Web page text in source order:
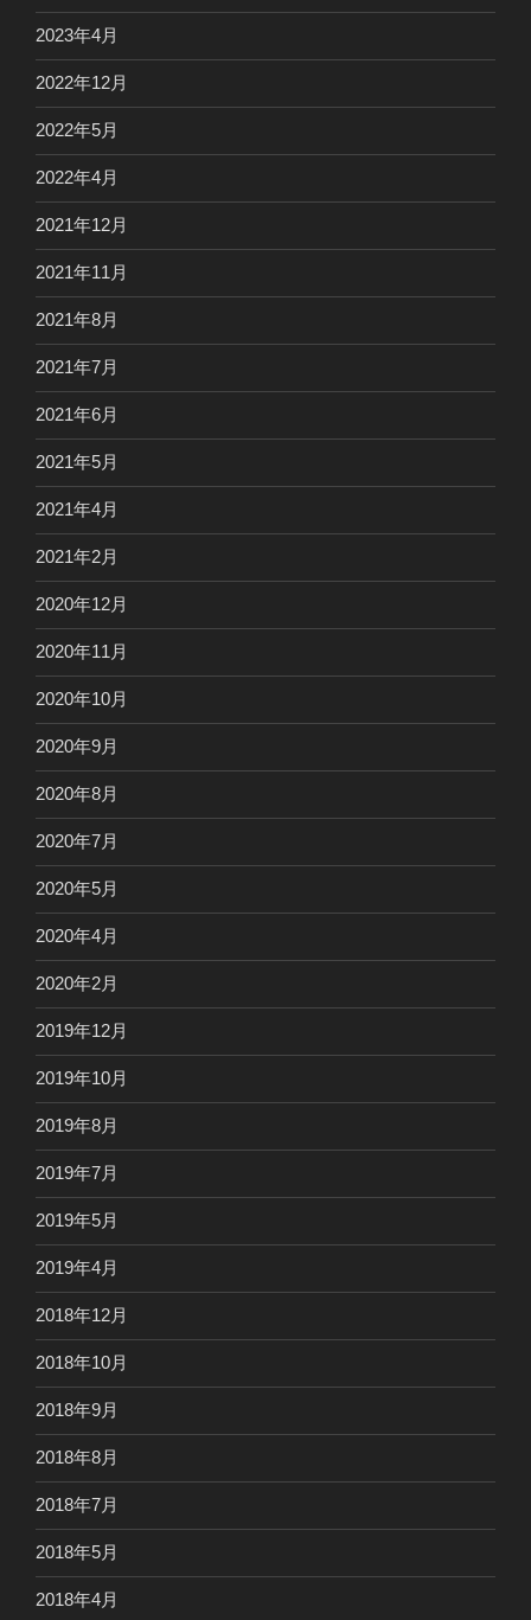
2023年4月
2022年12月
2022年5月
2022年4月
2021年12月
2021年11月
2021年8月
2021年7月
2021年6月
2021年5月
2021年4月
2021年2月
2020年12月
2020年11月
2020年10月
2020年9月
2020年8月
2020年7月
2020年5月
2020年4月
2020年2月
2019年12月
2019年10月
2019年8月
2019年7月
2019年5月
2019年4月
2018年12月
2018年10月
2018年9月
2018年8月
2018年7月
2018年5月
2018年4月